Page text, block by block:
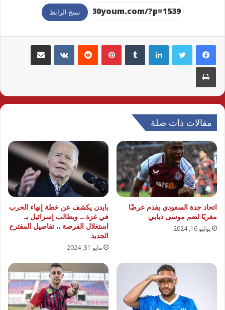
نسخ الرابط
لينكدإن بينتيريست مشاركة عبر البريد
طباعة
مقالات ذات صلة
اتحاد جدة السعودي يقدم عرضًا
مغريًا لضم موسى ديابي
يوليو 16, 2024
بايدن يكشف عن خطة إنهاء الحرب
في غزة .. ويطالب إسرائيل بـ
استغلال الفرصة .. تفاصيل المقترح
الجديد
مايو 31, 2024